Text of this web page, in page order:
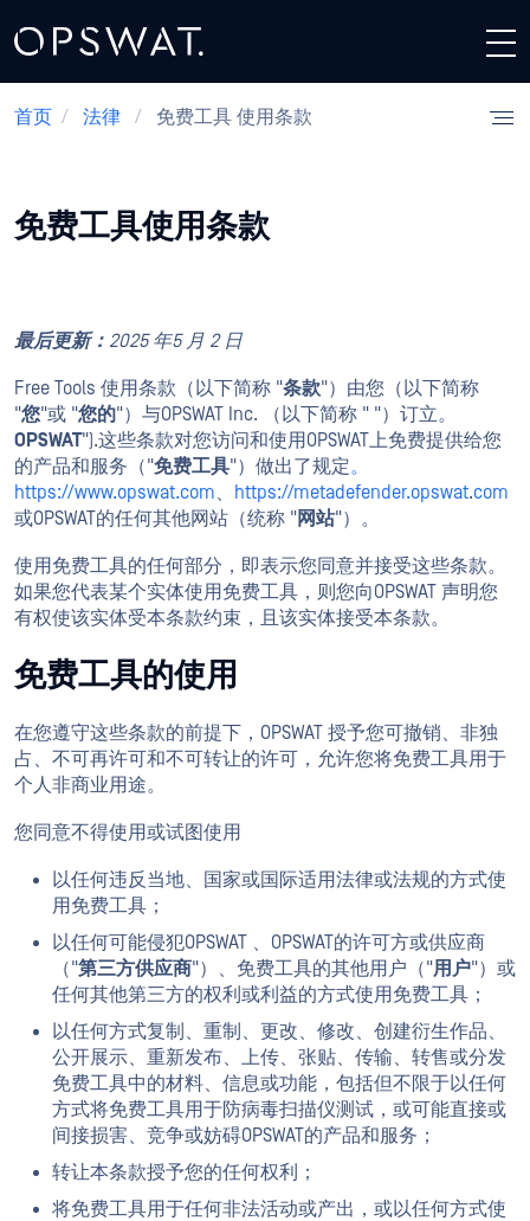
首页 / 法律 / 免费工具 使用条款
免费工具使用条款
最后更新： 2025 年5 月 2 日
Free Tools 使用条款（以下简称 "条款"）由您（以下简称
"您"或 "您的"）与OPSWAT Inc. （以下简称 " "）订立。
OPSWAT").这些条款对您访问和使用OPSWAT上免费提供给您
的产品和服务（"免费工具"）做出了规定。
https://www.opswat.com、 https://metadefender.opswat.com
或OPSWAT的任何其他网站（统称 "网站"）。
使用免费工具的任何部分，即表示您同意并接受这些条款。
如果您代表某个实体使用免费工具，则您向OPSWAT 声明您
有权使该实体受本条款约束，且该实体接受本条款。
免费工具的使用
在您遵守这些条款的前提下，OPSWAT 授予您可撤销、非独
占、不可再许可和不可转让的许可，允许您将免费工具用于
个人非商业用途。
您同意不得使用或试图使用
以任何违反当地、国家或国际适用法律或法规的方式使
用免费工具；
以任何可能侵犯OPSWAT 、OPSWAT的许可方或供应商
（"第三方供应商"）、免费工具的其他用户（"用户"）或
任何其他第三方的权利或利益的方式使用免费工具；
以任何方式复制、重制、更改、修改、创建衍生作品、
公开展示、重新发布、上传、张贴、传输、转售或分发
免费工具中的材料、信息或功能，包括但不限于以任何
方式将免费工具用于防病毒扫描仪测试，或可能直接或
间接损害、竞争或妨碍OPSWAT的产品和服务；
转让本条款授予您的任何权利；
将免费工具用于任何非法活动或产出，或以任何方式使